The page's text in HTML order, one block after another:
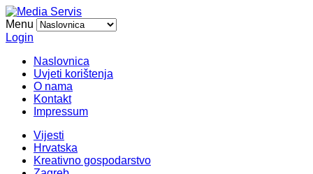
Menu
Login
Naslovnica
Uvjeti korištenja
O nama
Kontakt
Impressum
Vijesti
Hrvatska
Kreativno gospodarstvo